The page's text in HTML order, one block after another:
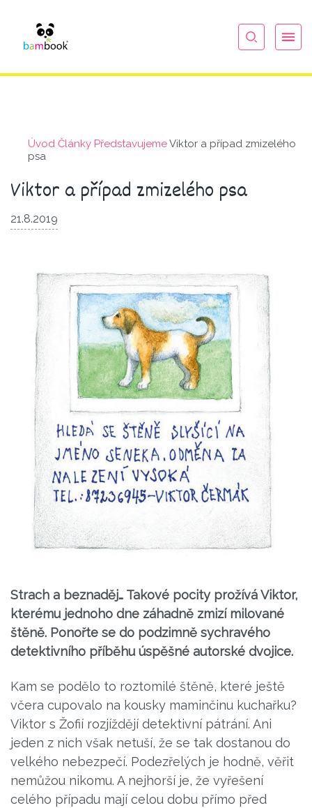
Úvod Články Představu­jemeViktor a případ zmizelého
psa
Viktor a případ zmizelého psa
21.8.2019
Strach a beznaděj… Takové pocity prožívá Viktor,
kterému jednoho dne záhadně zmizí milované
štěně. Ponořte se do podzimně sychravého
detektivního příběhu úspěšné autorské dvojice.
Kam se podělo to roztomilé štěně, které ještě
včera cupovalo na kousky maminčinu kuchařku?
Viktor s Žofií rozjíždějí detektivní pátrání. Ani
jeden z nich však netuší, že se tak dostanou do
velkého nebezpečí. Podezřelých je hodně, věřit
nemůžou nikomu. A nejhorší je, že vyřešení
celého případu mají celou dobu přímo před